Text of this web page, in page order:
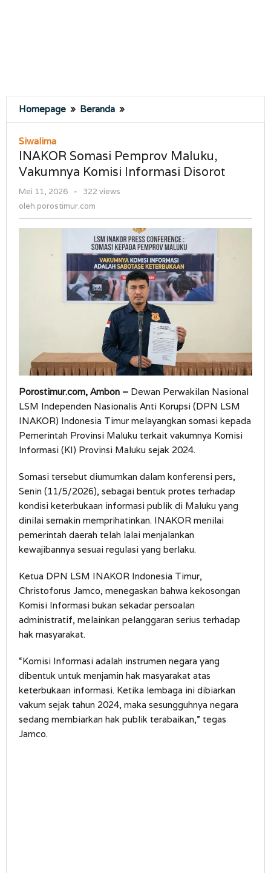
Homepage » Beranda »
Somasi
Vakumnya
Komisi
Siwalima
INAKOR Somasi Pemprov Maluku,
Vakumnya Komisi Informasi Disorot
Mei 11, 2026
oleh
-
322 views
oleh porostimur.com
Porostimur.com, Ambon – Dewan Perwakilan Nasional
LSM Independen Nasionalis Anti Korupsi (DPN LSM
INAKOR) Indonesia Timur melayangkan somasi kepada
Pemerintah Provinsi Maluku terkait vakumnya Komisi
Informasi (KI) Provinsi Maluku sejak 2024.
Somasi tersebut diumumkan dalam konferensi pers,
Senin (11/5/2026), sebagai bentuk protes terhadap
kondisi keterbukaan informasi publik di Maluku yang
dinilai semakin memprihatinkan. INAKOR menilai
pemerintah daerah telah lalai menjalankan
kewajibannya sesuai regulasi yang berlaku.
Ketua DPN LSM INAKOR Indonesia Timur,
Christoforus Jamco, menegaskan bahwa kekosongan
Komisi Informasi bukan sekadar persoalan
administratif, melainkan pelanggaran serius terhadap
hak masyarakat.
“Komisi Informasi adalah instrumen negara yang
dibentuk untuk menjamin hak masyarakat atas
keterbukaan informasi. Ketika lembaga ini dibiarkan
vakum sejak tahun 2024, maka sesungguhnya negara
sedang membiarkan hak publik terabaikan,” tegas
Jamco.